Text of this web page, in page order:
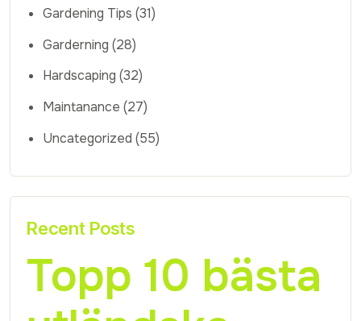
Gardening Tips (31)
Garderning (28)
Hardscaping (32)
Maintanance (27)
Uncategorized (55)
Recent Posts
Topp 10 bästa